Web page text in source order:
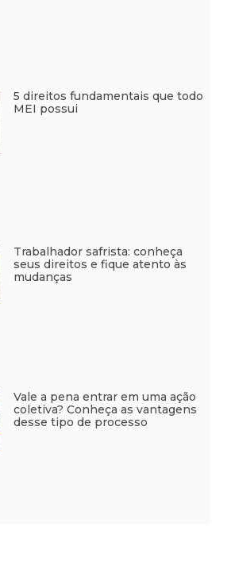
5 direitos fundamentais que todo
MEI possui
Trabalhador safrista: conheça
seus direitos e fique atento às
mudanças
Vale a pena entrar em uma ação
coletiva? Conheça as vantagens
desse tipo de processo